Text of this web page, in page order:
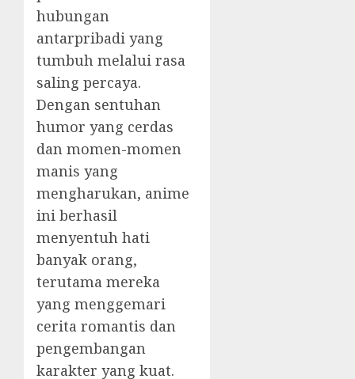
hubungan
antarpribadi yang
tumbuh melalui rasa
saling percaya.
Dengan sentuhan
humor yang cerdas
dan momen-momen
manis yang
mengharukan, anime
ini berhasil
menyentuh hati
banyak orang,
terutama mereka
yang menggemari
cerita romantis dan
pengembangan
karakter yang kuat.